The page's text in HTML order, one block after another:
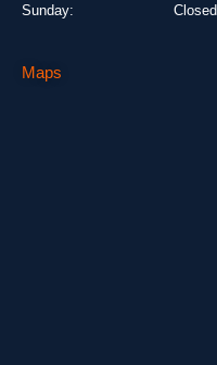
Sunday:
Closed
Maps